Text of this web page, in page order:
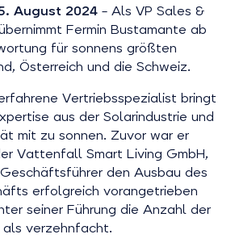
August 2024 – Als VP Sales &
Fermin Bustamante ab
für sonnens größten
Österreich und die Schweiz.
Vertriebsspezialist bringt
aus der Solarindustrie und
mit zu sonnen. Zuvor war er
Vattenfall Smart Living GmbH,
den Ausbau des
erfolgreich vorangetrieben
seiner Führung die Anzahl der
verzehnfacht.